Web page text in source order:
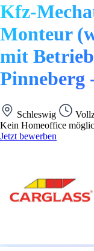
Kfz-
Monteur
mit
Pinneberg
Schleswig
Kein Homeoffice
Jetzt bewerben